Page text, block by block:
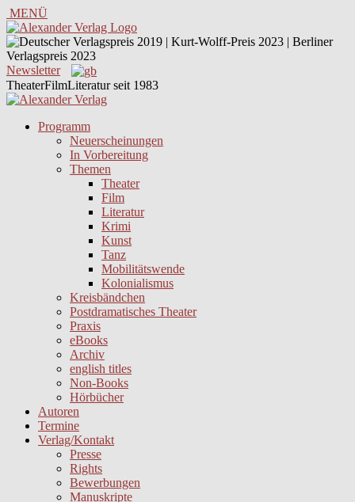
MENÜ
Newsletter
TheaterFilmLiteratur seit 1983
Programm
Neuerscheinungen
In Vorbereitung
Themen
Theater
Film
Literatur
Krimi
Kunst
Tanz
Mobilitätswende
Kolonialismus
Kreisbändchen
Postdramatisches Theater
Praxis
eBooks
Archiv
english titles
Non-Books
Hörbücher
Autoren
Termine
Verlag/Kontakt
Presse
Rights
Bewerbungen
Manuskripte